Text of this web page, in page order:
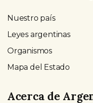
Nuestro país
Leyes argentinas
Organismos
Mapa del Estado
Acerca de